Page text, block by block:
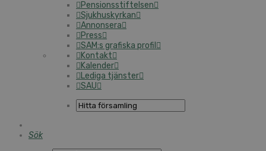
Pensionsstiftelsen
Sjukhuskyrkan
Annonsera
Press
SAM:s grafiska profil
Kontakt
Kalender
Lediga tjänster
SAU
Sök